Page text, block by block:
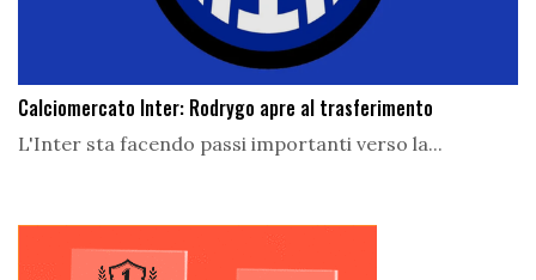
Calciomercato Inter: Rodrygo apre al trasferimento
L'Inter sta facendo passi importanti verso la...